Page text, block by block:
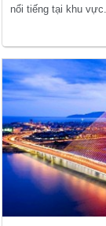
nổi tiếng tại khu vực.